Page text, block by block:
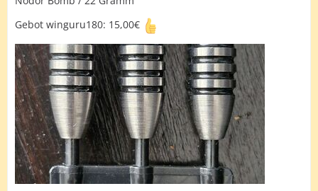
Gebot winguru180: 15,00€